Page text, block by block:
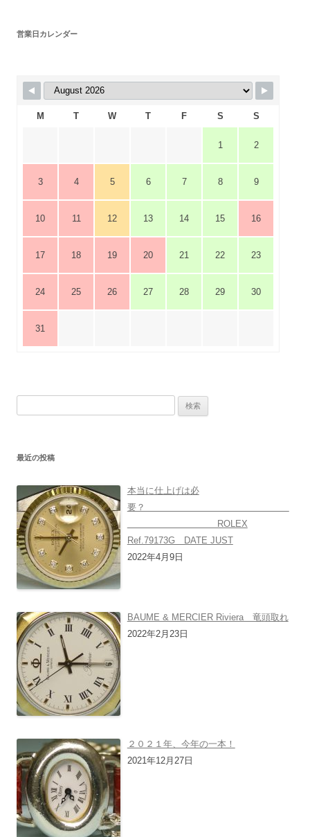
ビ
ー
シ
営業日カレンダー
M T W T F S S
1 2
3 4 5 6 7 8 9
10 11 12 13 14 15 16
17 18 19 20 21 22 23
24 25 26 27 28 29 30
31
最近の投稿
本当に仕上げは必
要？
ROLEX
Ref.79173G DATE JUST
2022年4月9日
BAUME & MERCIER Riviera 竜頭取れ
2022年2月23日
２０２１年、今年の一本！
2021年12月27日